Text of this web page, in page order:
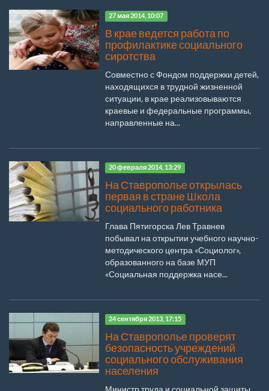
27 мая 2014, 10:07
В крае ведется работа по
профилактике социального
сиротства
Совместно с Фондом поддержки детей,
находящихся в трудной жизненной
ситуации, в крае реализовываются
краевые и федеральные программы,
направленные на...
20 февраля 2014, 13:29
На Ставрополье открылась
первая в стране Школа
социального работника
Глава Пятигорска Лев Травнев
побывал на открытии учебного научно-
методического центра «Социолог»,
образованного на базе МУП
«Социальная поддержка насе...
24 сентября 2013, 17:15
На Ставрополье проверят
безопасность учреждений
социального обслуживания
населения
Министр труда и социальной защиты